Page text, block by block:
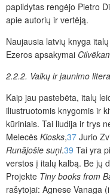
papildytas rengėjo Pietro
apie autorių ir vertėją.
Naujausia latvių knyga
Ezeros apsakymai
2.2.2. Vaikų ir jaunimo
Kaip jau pastebėta, italų
iliustruotomis knygomis ir
kūriniais. Tai liudija ir trys
Melecės Kiosks,37 Jurio
Runājošie suņi.39 Tai yra
verstos į italų kalbą. Be jų
Projekte Tiny books from
rašytojai: Agnese Vanaga